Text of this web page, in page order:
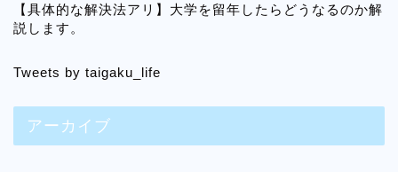
【具体的な解決法アリ】大学を留年したらどうなるのか解
説します。
Tweets by taigaku_life
アーカイブ